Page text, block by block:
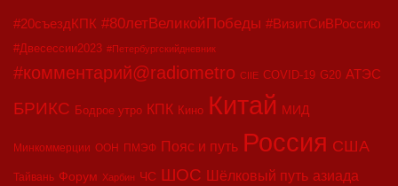
#20съездКПК #80летВеликойПобеды #ВизитСиВРоссию
#Двесессии2023 #Петербургскийдневник
#комментарий@radiometro CIIE COVID-19 G20 АТЭС
БРИКС Бодрое утро КПК Кино Китай МИД
Минкоммерции ООН ПМЭФ Пояс и путь Россия США
Тайвань Форум Харбин ЧС ШОС Шёлковый путь азиада